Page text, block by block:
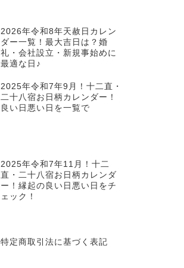
2026年令和8年天赦日カレン
ダー一覧！最大吉日は？婚
礼・会社設立・新規事始めに
最適な日♪
2025年令和7年9月！十二直・
二十八宿お日柄カレンダー！
良い日悪い日を一覧で
2025年令和7年11月！十二
直・二十八宿お日柄カレンダ
ー！縁起の良い日悪い日をチ
ェック！
特定商取引法に基づく表記